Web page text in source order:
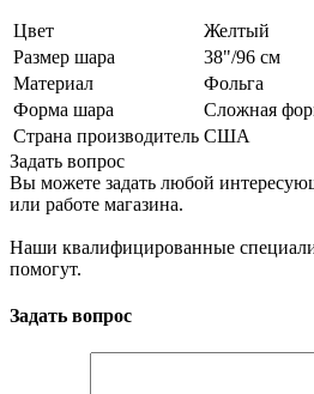
Цвет
Желтый
Размер шара
38"/96 см
Материал
Фольга
Форма шара
Сложная
Страна производитель США
Задать вопрос
Вы можете задать любой
или работе магазина.
Наши квалифицированные
помогут.
Задать вопрос